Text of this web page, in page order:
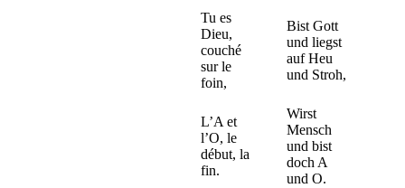
Tu es
Dieu,
couché
sur le
foin,
Bist Gott
und liegst
auf Heu
und Stroh,
L’A et
l’O, le
début, la
fin.
Wirst
Mensch
und bist
doch A
und O.